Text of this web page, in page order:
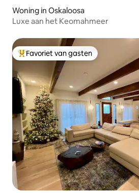
Woning in Oskaloosa
Luxe aan het Keomahmeer
Topfavoriet van gasten
Favoriet van gasten